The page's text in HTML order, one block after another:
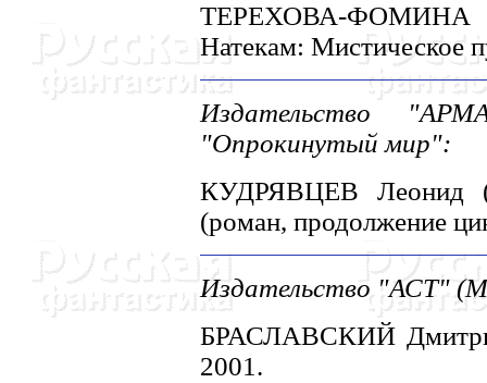
ТЕРЕХОВА-ФОМИHА
Hатекам: Мистическое
Издательство
"Опрокинутый мир":
КУДРЯВЦЕВ Леонид
(роман, продолжение
Издательство "АСТ"
БРАСЛАВСКИЙ
2001.